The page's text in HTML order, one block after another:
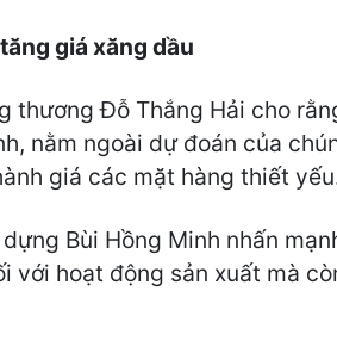
giá xăng dầu
thương Đỗ Thắng Hải cho
nằm ngoài dự đoán của
giá các mặt hàng thiết
Bùi Hồng Minh nhấn
với hoạt động sản xuất mà